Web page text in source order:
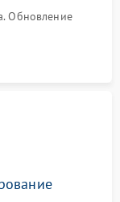
Обновление